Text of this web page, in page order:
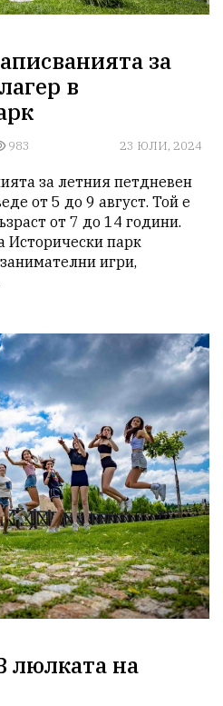
за
в
983 23 ЮЛИ, 2024
за летния петдневен
от 5 до 9 август. Той е
от 7 до 14 години.
Исторически парк
игри,
люлката на